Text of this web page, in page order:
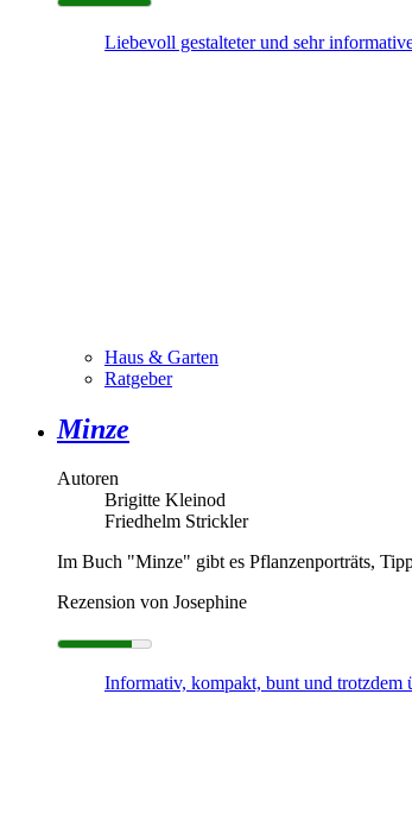
Liebevoll gestalteter und sehr
Haus & Garten
Ratgeber
Minze
Autoren
Brigitte Kleinod
Friedhelm Strickler
Im Buch "Minze" gibt es Pflanzenporträts,
Rezension von Josephine
Informativ, kompakt, bunt und trotzdem